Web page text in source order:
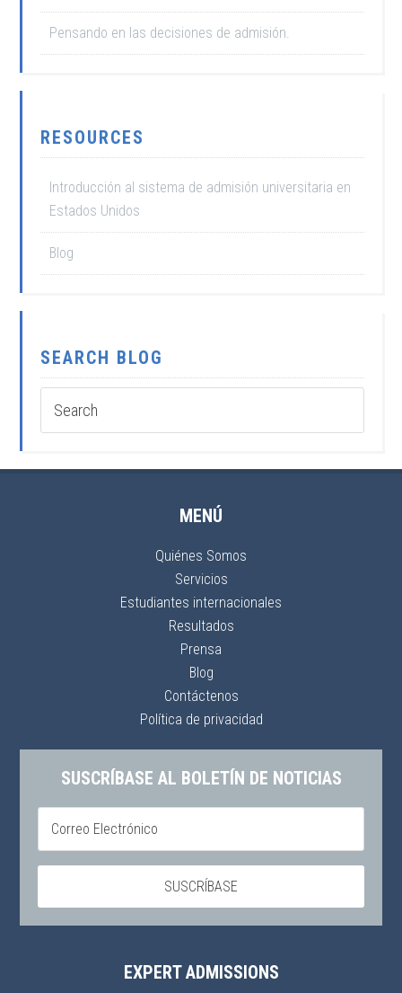
Pensando en las decisiones de admisión.
RESOURCES
Introducción al sistema de admisión universitaria en
Estados Unidos
Blog
SEARCH BLOG
MENÚ
Quiénes Somos
Servicios
Estudiantes internacionales
Resultados
Prensa
Blog
Contáctenos
Política de privacidad
SUSCRÍBASE AL BOLETÍN DE NOTICIAS
EXPERT ADMISSIONS